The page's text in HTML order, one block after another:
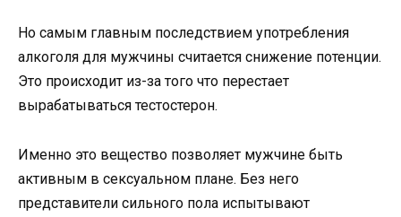
Но самым главным последствием употребления
алкоголя для мужчины считается снижение потенции.
Это происходит из-за того что перестает
вырабатываться тестостерон.
Именно это вещество позволяет мужчине быть
активным в сексуальном плане. Без него
представители сильного пола испытывают